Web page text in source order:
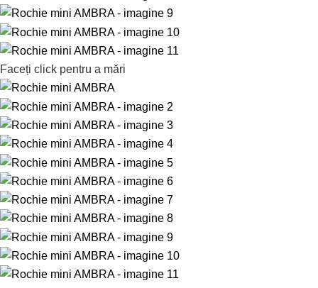
Faceți click pentru a mări